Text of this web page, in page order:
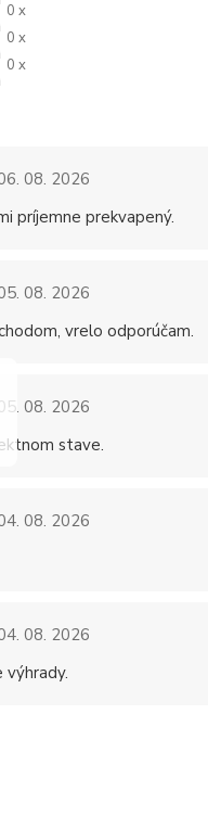
0 x
0 x
0 x
08. 2026
príjemne prekvapený.
08. 2026
vrelo odporúčam.
08. 2026
stave.
08. 2026
08. 2026
výhrady.